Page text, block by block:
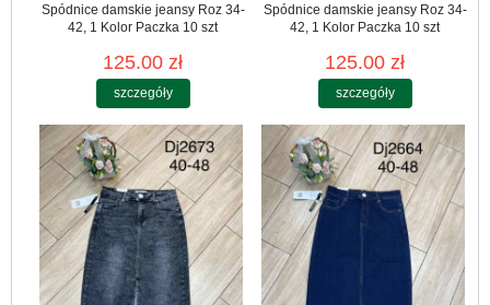
Spódnice damskie jeansy Roz 34-
42, 1 Kolor Paczka 10 szt
125.00 zł
szczegóły
Spódnice damskie jeansy Roz 34-
42, 1 Kolor Paczka 10 szt
125.00 zł
szczegóły